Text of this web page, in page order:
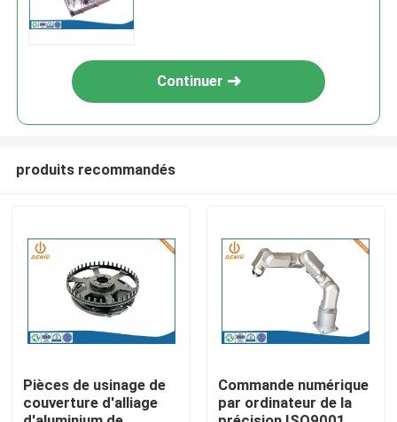
Aperçu
A propos de nous
numérique par ordinateur haute
Continuer
produits recommandés
Pièces de usinage de
couverture d'alliage
Commande numérique
par ordinateur de la